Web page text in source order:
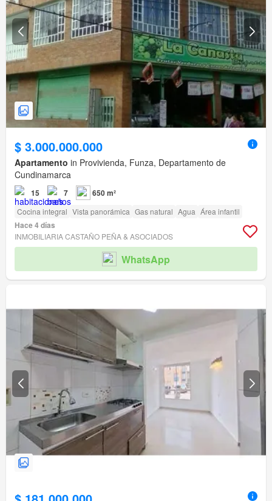
$ 3.000.000.000
Apartamento in Provivienda, Funza, Departamento de
Cundinamarca
15 7 650 m²
Cocina integral Vista panorámica Gas natural Agua Área infantil
Hace 4 días
INMOBILIARIA CASTAÑO PEÑA & ASOCIADOS
WhatsApp